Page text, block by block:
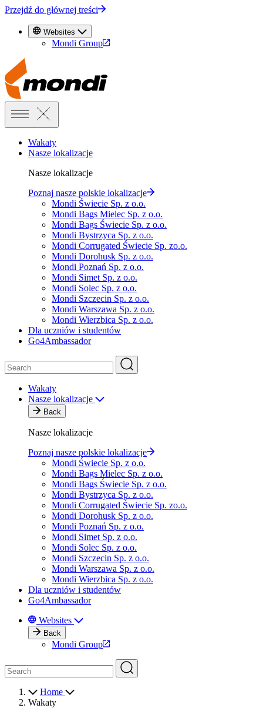
Przejdź do głównej treści
Websites
Mondi Group
Wakaty
Nasze lokalizacje
Nasze lokalizacje
Poznaj nasze polskie lokalizacje
Mondi Świecie Sp. z o.o.
Mondi Bags Mielec Sp. z o.o.
Mondi Bags Świecie Sp. z o.o.
Mondi Bystrzyca Sp. z o.o.
Mondi Corrugated Świecie Sp. zo.o.
Mondi Dorohusk Sp. z o.o.
Mondi Poznań Sp. z o.o.
Mondi Simet Sp. z o.o.
Mondi Solec Sp. z o.o.
Mondi Szczecin Sp. z o.o.
Mondi Warszawa Sp. z o.o.
Mondi Wierzbica Sp. z o.o.
Dla uczniów i studentów
Go4Ambassador
Wakaty
Nasze lokalizacje
Back
Nasze lokalizacje
Poznaj nasze polskie lokalizacje
Mondi Świecie Sp. z o.o.
Mondi Bags Mielec Sp. z o.o.
Mondi Bags Świecie Sp. z o.o.
Mondi Bystrzyca Sp. z o.o.
Mondi Corrugated Świecie Sp. zo.o.
Mondi Dorohusk Sp. z o.o.
Mondi Poznań Sp. z o.o.
Mondi Simet Sp. z o.o.
Mondi Solec Sp. z o.o.
Mondi Szczecin Sp. z o.o.
Mondi Warszawa Sp. z o.o.
Mondi Wierzbica Sp. z o.o.
Dla uczniów i studentów
Go4Ambassador
Websites
Back
Mondi Group
Home
Wakaty